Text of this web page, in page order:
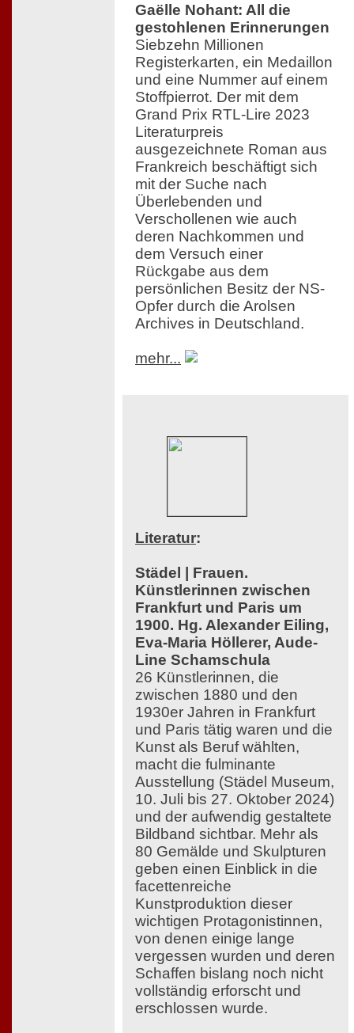
Gaëlle Nohant: All die
gestohlenen Erinnerungen
Siebzehn Millionen
Registerkarten, ein Medaillon
und eine Nummer auf einem
Stoffpierrot. Der mit dem
Grand Prix RTL-Lire 2023
Literaturpreis
ausgezeichnete Roman aus
Frankreich beschäftigt sich
mit der Suche nach
Überlebenden und
Verschollenen wie auch
deren Nachkommen und
dem Versuch einer
Rückgabe aus dem
persönlichen Besitz der NS-
Opfer durch die Arolsen
Archives in Deutschland.
mehr...
Literatur:
Städel | Frauen.
Künstlerinnen zwischen
Frankfurt und Paris um
1900. Hg. Alexander Eiling,
Eva-Maria Höllerer, Aude-
Line Schamschula
26 Künstlerinnen, die
zwischen 1880 und den
1930er Jahren in Frankfurt
und Paris tätig waren und die
Kunst als Beruf wählten,
macht die fulminante
Ausstellung (Städel Museum,
10. Juli bis 27. Oktober 2024)
und der aufwendig gestaltete
Bildband sichtbar. Mehr als
80 Gemälde und Skulpturen
geben einen Einblick in die
facettenreiche
Kunstproduktion dieser
wichtigen Protagonistinnen,
von denen einige lange
vergessen wurden und deren
Schaffen bislang noch nicht
vollständig erforscht und
erschlossen wurde.